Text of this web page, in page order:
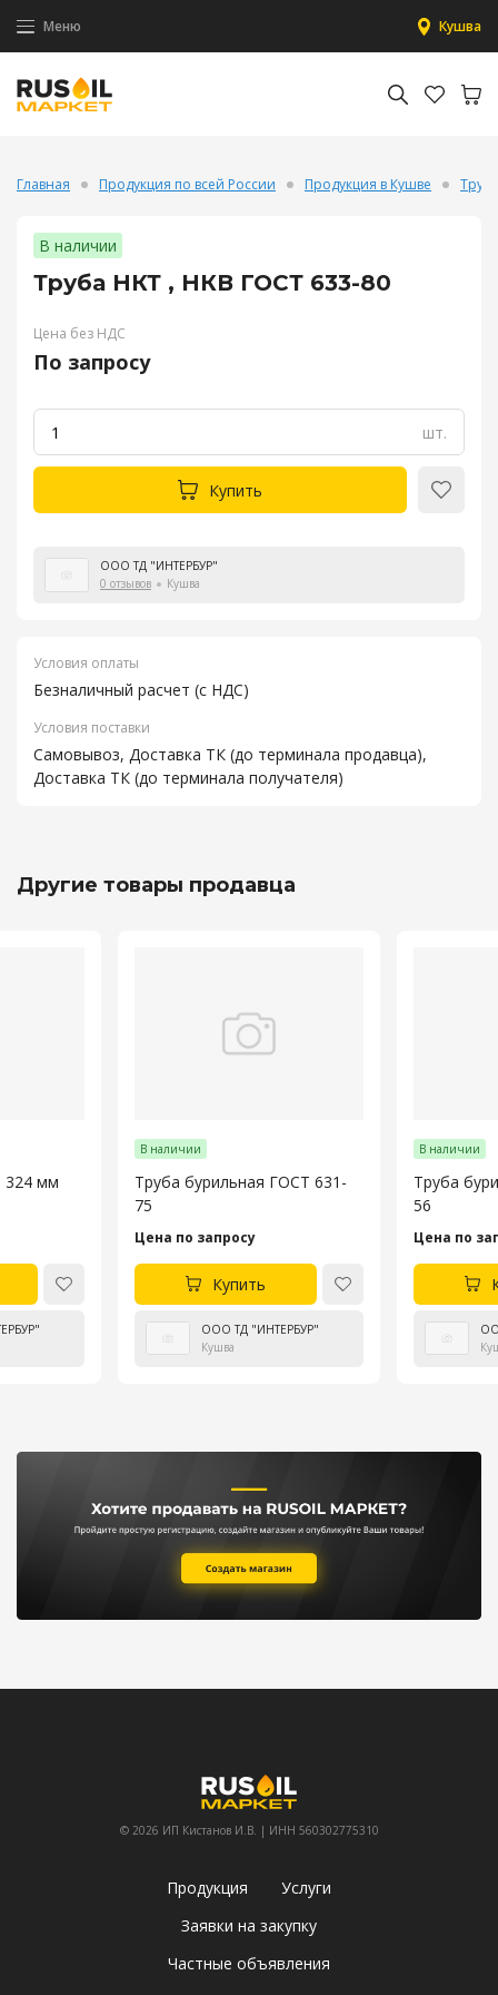
Меню Кушва
Главная Продукция по всей России Продукция в Кушве
В наличии
Труба НКТ , НКВ ГОСТ 633-80
Цена без НДС
По запросу
шт.
Купить
ООО ТД "ИНТЕРБУР"
0 отзывов
Кушва
Условия оплаты
Безналичный расчет (с НДС)
Условия поставки
Самовывоз, Доставка ТК (до терминала продавца),
Доставка ТК (до терминала получателя)
Другие товары продавца
324 мм
В наличии
Труба бурильная ГОСТ 631-
75
Цена по запросу
Купить
ООО ТД "ИНТЕРБУР"
Кушва
В наличии
Труба
56
Цена по
© 2026 ИП Кистанов И.В. | ИНН 560302775310
Продукция
Услуги
Заявки на закупку
Частные объявления